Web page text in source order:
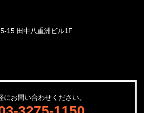
15 田中八重洲ビル1F
にお問い合わせください。